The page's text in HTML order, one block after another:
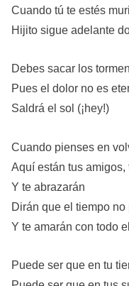
Cuando tú te estés
Hijito sigue adelante
Debes sacar los
Pues el dolor no es
Saldrá el sol (¡hey!)
Cuando pienses en
Aquí están tus
Y te abrazarán
Dirán que el tiempo no
Y te amarán con todo
Puede ser que en tu